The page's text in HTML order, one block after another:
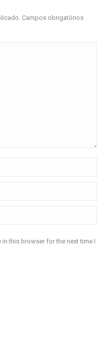
Campos obrigatórios
this browser for the next time I